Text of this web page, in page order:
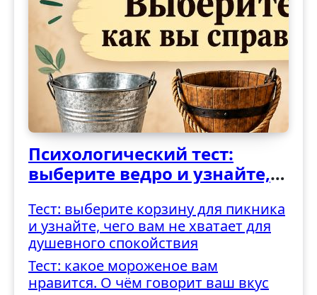
Психологический тест:
выберите ведро и узнайте,
трудностями
Тест: выберите корзину для пикника
и узнайте, чего вам не хватает для
душевного спокойствия
Тест: какое мороженое вам
нравится. О чём говорит ваш вкус